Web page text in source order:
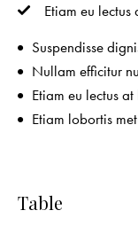
Etiam eu lectus
Suspendisse
Nullam efficitur
Etiam eu lectus at
Etiam lobortis
Table